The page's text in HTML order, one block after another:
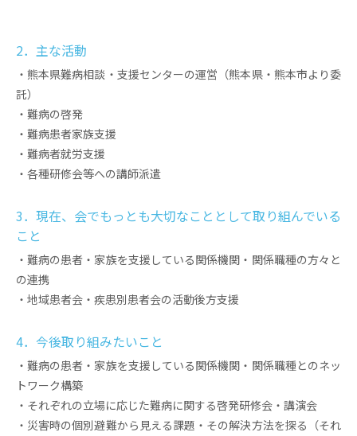
2．主な活動
・熊本県難病相談・支援センターの運営（熊本県・熊本市より委
託）
・難病の啓発
・難病患者家族支援
・難病者就労支援
・各種研修会等への講師派遣
3．現在、会でもっとも大切なこととして取り組んでいる
こと
・難病の患者・家族を支援している関係機関・関係職種の方々と
の連携
・地域患者会・疾患別患者会の活動後方支援
4．今後取り組みたいこと
・難病の患者・家族を支援している関係機関・関係職種とのネッ
トワーク構築
・それぞれの立場に応じた難病に関する啓発研修会・講演会
・災害時の個別避難から見える課題・その解決方法を探る（それ